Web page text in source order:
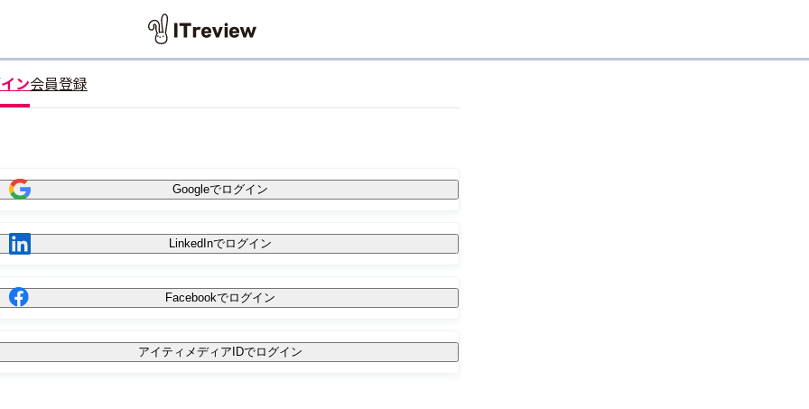
ン会員登録
Googleでログイン
LinkedInでログイン
Facebookでログイン
アイティメディアIDでログイン